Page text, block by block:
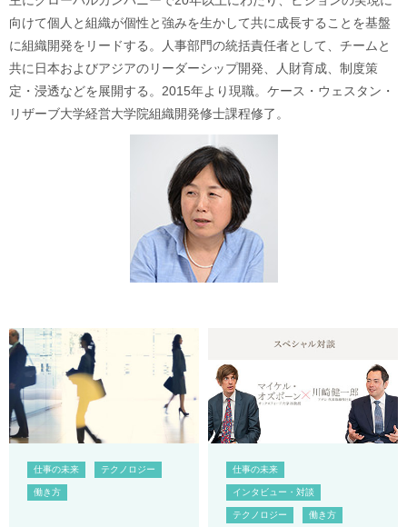
向けて個人と組織が個性と強みを生かして共に成長することを基盤
に組織開発をリードする。人事部門の統括責任者として、チームと
共に日本およびアジアのリーダーシップ開発、人財育成、制度策
定・浸透などを展開する。2015年より現職。ケース・ウェスタン・
リザーブ大学経営大学院組織開発修士課程修了。
仕事の未来 テクノロジー
働き方
仕事の未来
インタビュー・対談
テクノロジー 働き方